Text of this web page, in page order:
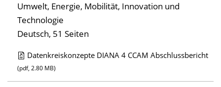
Umwelt, Energie, Mobilität, Innovation und
Technologie
Deutsch, 51 Seiten
D
o
Datenkreiskonzepte DIANA 4 CCAM Abschlussbericht
(pdf, 2.80 MB)